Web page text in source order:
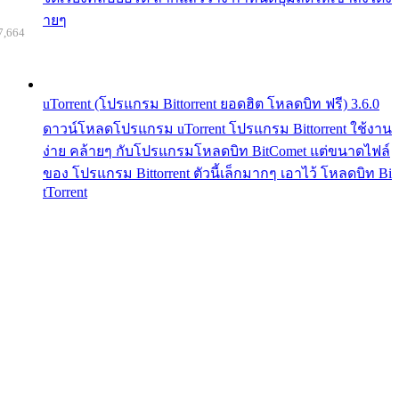
ายๆ
uTorrent (โปรแกรม Bittorrent ยอดฮิต โหลดบิท ฟรี) 3.6.0
ดาวน์โหลดโปรแกรม uTorrent โปรแกรม Bittorrent ใช้งาน
ง่าย คล้ายๆ กับโปรแกรมโหลดบิท BitComet แต่ขนาดไฟล์
ของ โปรแกรม Bittorrent ตัวนี้เล็กมากๆ เอาไว้ โหลดบิท Bi
tTorrent